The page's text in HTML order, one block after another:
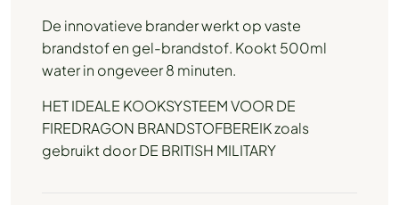
De innovatieve brander werkt op vaste
brandstof en gel-brandstof. Kookt 500ml
water in ongeveer 8 minuten.
HET IDEALE KOOKSYSTEEM VOOR DE
FIREDRAGON BRANDSTOFBEREIK zoals
gebruikt door DE BRITISH MILITARY